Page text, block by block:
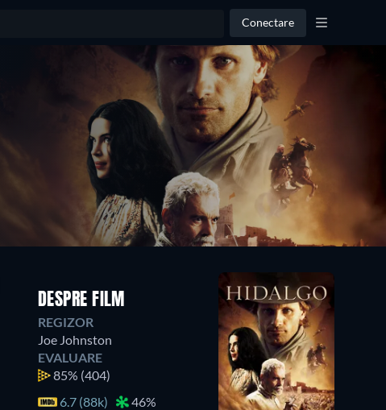
Conectare
DESPRE FILM
REGIZOR
Joe Johnston
EVALUARE
85% (404)
6.7 (88k)
46%